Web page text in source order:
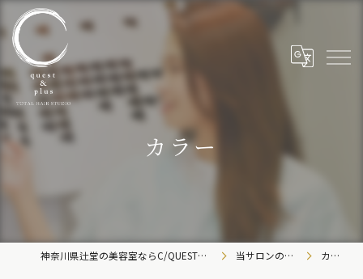
カラー
神奈川県辻堂の美容室ならC/QUEST&C-plus 当サロンの特徴 カラー